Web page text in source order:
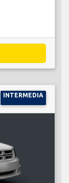
INTERMEDIA